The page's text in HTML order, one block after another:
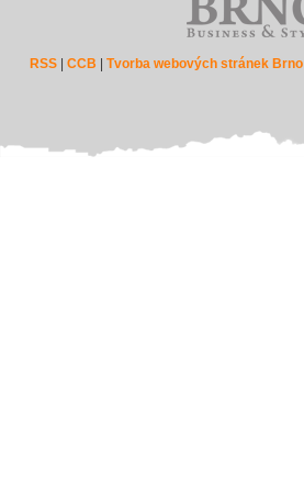
RSS |CCB |Tvorba webových stránek Brno